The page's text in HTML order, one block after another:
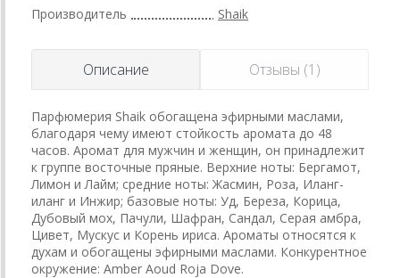
Производитель Shaik
Описание Отзывы (1)
Парфюмерия Shaik обогащена эфирными маслами,
благодаря чему имеют стойкость аромата до 48
часов. Аромат для мужчин и женщин, он принадлежит
к группе восточные пряные. Верхние ноты: Бергамот,
Лимон и Лайм; средние ноты: Жасмин, Роза, Иланг-
иланг и Инжир; базовые ноты: Уд, Береза, Корица,
Дубовый мох, Пачули, Шафран, Сандал, Серая амбра,
Цивет, Мускус и Корень ириса. Ароматы относятся к
духам и обогащены эфирными маслами. Конкурентное
окружение: Amber Aoud Roja Dove.